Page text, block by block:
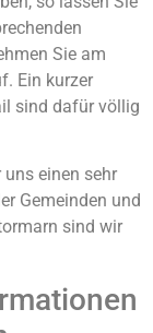
Sie am
Ein kurzer
sind dafür völlig
einen sehr
Gemeinden und
sind wir